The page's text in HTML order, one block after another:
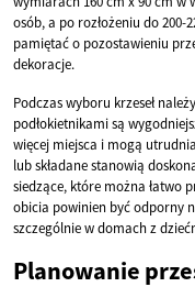
osób, a po rozłożeniu do 200-
pamiętać o pozostawieniu
dekoracje.
Podczas wyboru krzeseł
podłokietnikami są
więcej miejsca i mogą
lub składane stanowią
siedzące, które można łatwo
obicia powinien być odporny
szczególnie w domach z
Planowanie